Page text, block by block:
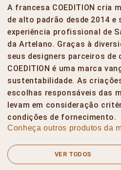
A francesa COEDITION cria
de alto padrão desde 2014 e
experiência profissional de
da Artelano. Graças à
seus designers parceiros de
COEDITION é uma marca
sustentabilidade. As
escolhas responsáveis das
levam em consideração
condições de fornecimento.
Conheça outros produtos da
VER TODOS